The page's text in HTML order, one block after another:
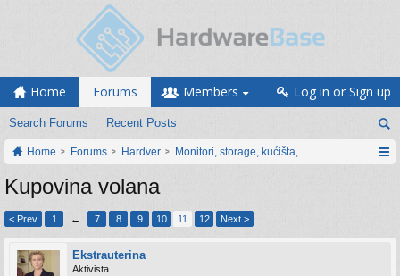
Home Forums
Search Forums Recent Posts
Members Log in or Sign up
Home Forums Hardver Monitori, storage, kućišta, periferija
Kupovina volana
< Prev 1 ← 7 8 9 10 11 12 Next >
Ekstrauterina
Aktivista